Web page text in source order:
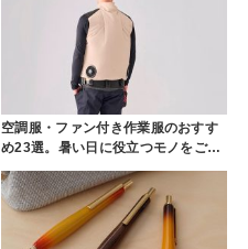
空調服・ファン付き作業服のおすす
め23選。暑い日に役立つモノをご…